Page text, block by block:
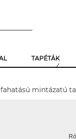
TAPÉTÁK
fahatású mintázatú